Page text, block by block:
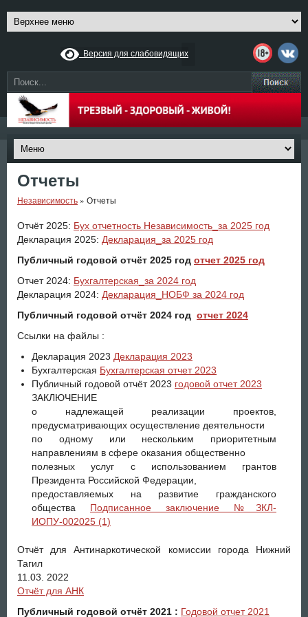
Версия для слабовидящих
Отчеты
Независимость » Отчеты
Отчёт 2025: Бух отчетность Независимость_за 2025 год
Декларация 2025: Декларация_за 2025 год
Публичный годовой отчёт 2025 год отчет 2025 год
Отчет 2024: Бухгалтерская_за 2024 год
Декларация 2024: Декларация_НОБФ за 2024 год
Публичный годовой отчёт 2024 год отчет 2024
Ссылки на файлы :
Декларация 2023 Декларация 2023
Бухгалтерская Бухгалтерская отчет 2023
Публичный годовой отчёт 2023 годовой отчет 2023
ЗАКЛЮЧЕНИЕ
о надлежащей реализации проектов,
предусматривающих осуществление деятельности
по одному или нескольким приоритетным
направлениям в сфере оказания общественно
полезных услуг с использованием грантов
Президента Российской Федерации,
предоставляемых на развитие гражданского
общества Подписанное заключение №ЗКЛ-
ИОПУ-002025 (1)
Отчёт для Антинаркотической комиссии города Нижний
Тагил
11.03. 2022
Отчёт для АНК
Публичный годовой отчёт 2021 : Годовой отчет 2021